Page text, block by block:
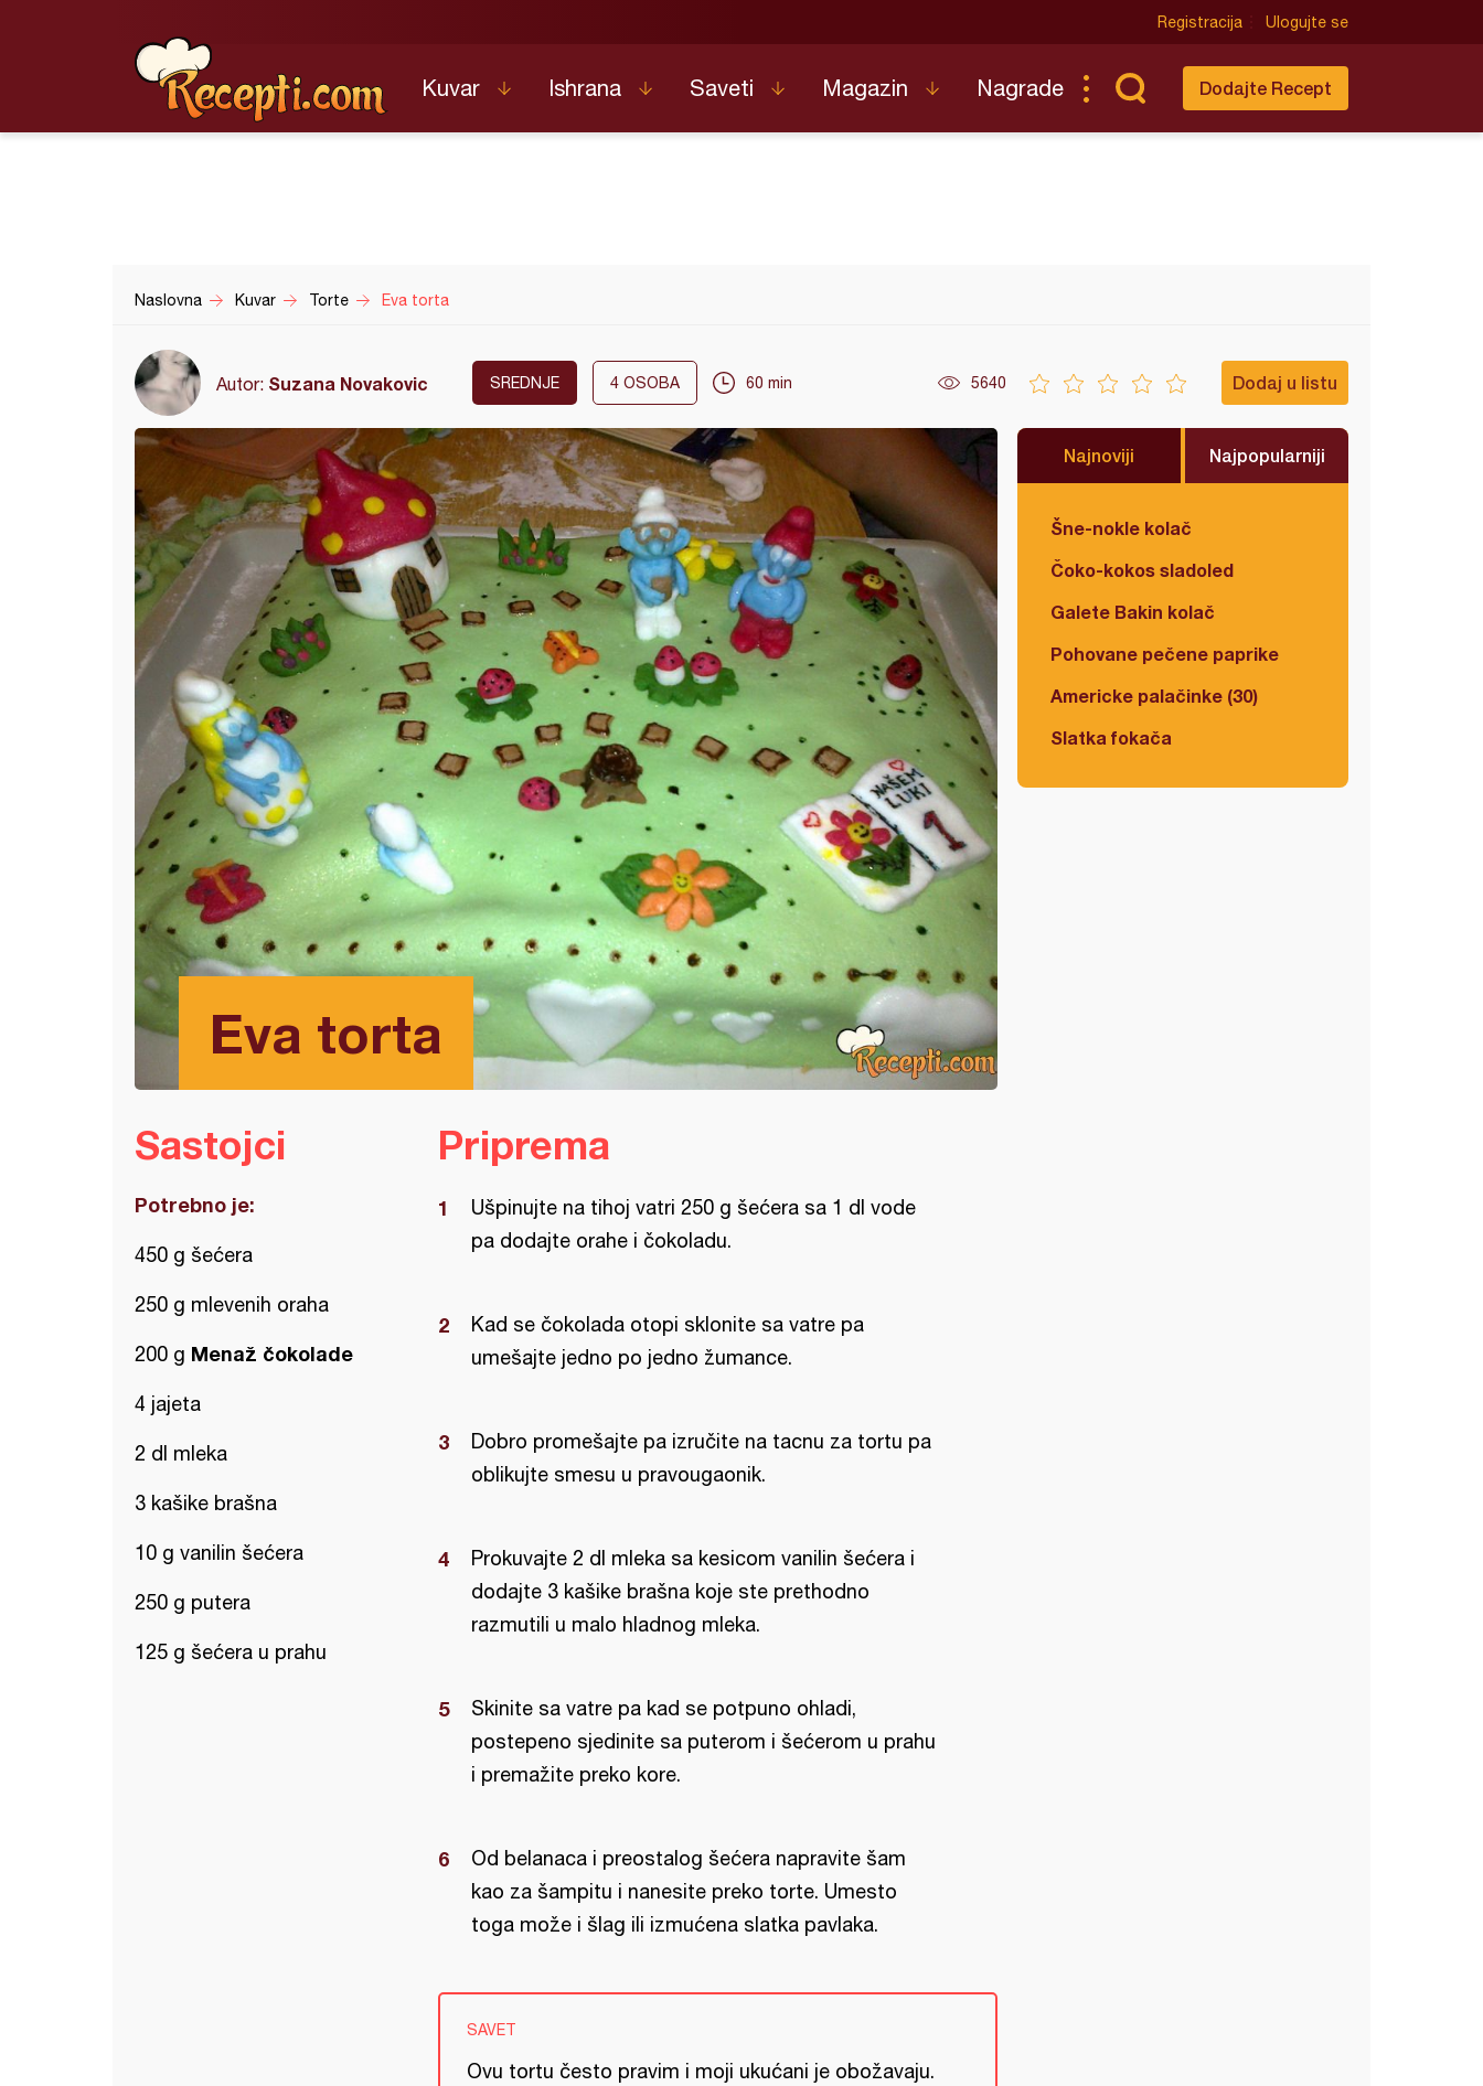
Registracija Ulogujte se
Kuvar Ishrana Saveti Magazin Nagrade Dodajte Recept
Naslovna Kuvar Torte Eva torta
Autor: Suzana Novakovic SREDNJE 4 OSOBA 60 min 5640 Dodaj u listu
Eva torta
Najnoviji Najpopularniji
Šne-nokle kolač
Čoko-kokos sladoled
Galete Bakin kolač
Pohovane pečene paprike
Americke palačinke (30)
Slatka fokača
Sastojci
Potrebno je:
450 g šećera
250 g mlevenih oraha
200 g Menaž čokolade
4 jajeta
2 dl mleka
3 kašike brašna
10 g vanilin šećera
250 g putera
125 g šećera u prahu
Priprema
Ušpinujte na tihoj vatri 250 g šećera sa 1 dl vode
pa dodajte orahe i čokoladu.
Kad se čokolada otopi sklonite sa vatre pa
umešajte jedno po jedno žumance.
Dobro promešajte pa izručite na tacnu za tortu pa
oblikujte smesu u pravougaonik.
Prokuvajte 2 dl mleka sa kesicom vanilin šećera i
dodajte 3 kašike brašna koje ste prethodno
razmutili u malo hladnog mleka.
Skinite sa vatre pa kad se potpuno ohladi,
postepeno sjedinite sa puterom i šećerom u prahu
i premažite preko kore.
Od belanaca i preostalog šećera napravite šam
kao za šampitu i nanesite preko torte. Umesto
toga može i šlag ili izmućena slatka pavlaka.
SAVET
Ovu tortu često pravim i moji ukućani je obožavaju.